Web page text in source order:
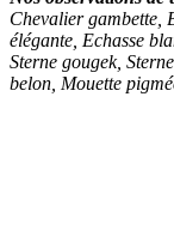
Chevalier gambette,
élégante, Echasse
Sterne gougek,
belon, Mouette